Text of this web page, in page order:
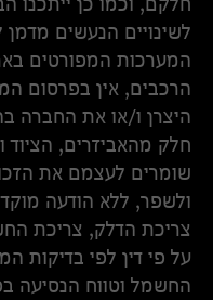
לשינויים הנעשים
המערכות המפורטים
הרכבים, אין בפרסום
היצרן ו/או את החברה
חלק מהאביזרים,
שומרים לעצמם את
ולשפר, ללא הודעה
צריכת הדלק, צריכת
על פי דין לפי בדיקות
החשמל וטווח הנסיעה